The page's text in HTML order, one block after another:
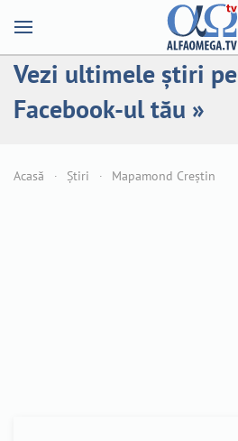
Vezi ultimele știri pe
Facebook-ul tău »
Acasă Știri Mapamond Creștin